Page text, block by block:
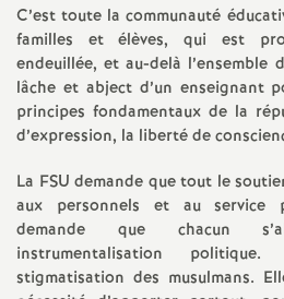
C’est toute la communauté
familles et élèves, qui est
endeuillée, et au-delà l’ensemble
lâche et abject d’un enseignant
principes fondamentaux de la
d’expression, la liberté de
La FSU demande que tout le
aux personnels et au service
demande que chacun
instrumentalisation
stigmatisation des musulmans.